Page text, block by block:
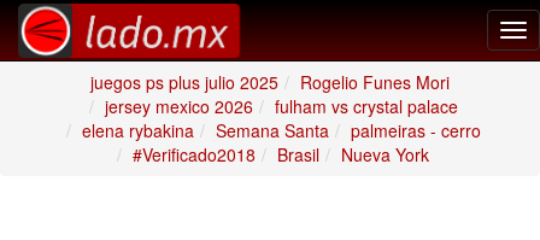
juegos ps plus julio 2025
Rogelio Funes Mori
jersey mexico 2026
fulham vs crystal palace
elena rybakina
Semana Santa
palmeiras - cerro
#Verificado2018
Brasil Nueva York